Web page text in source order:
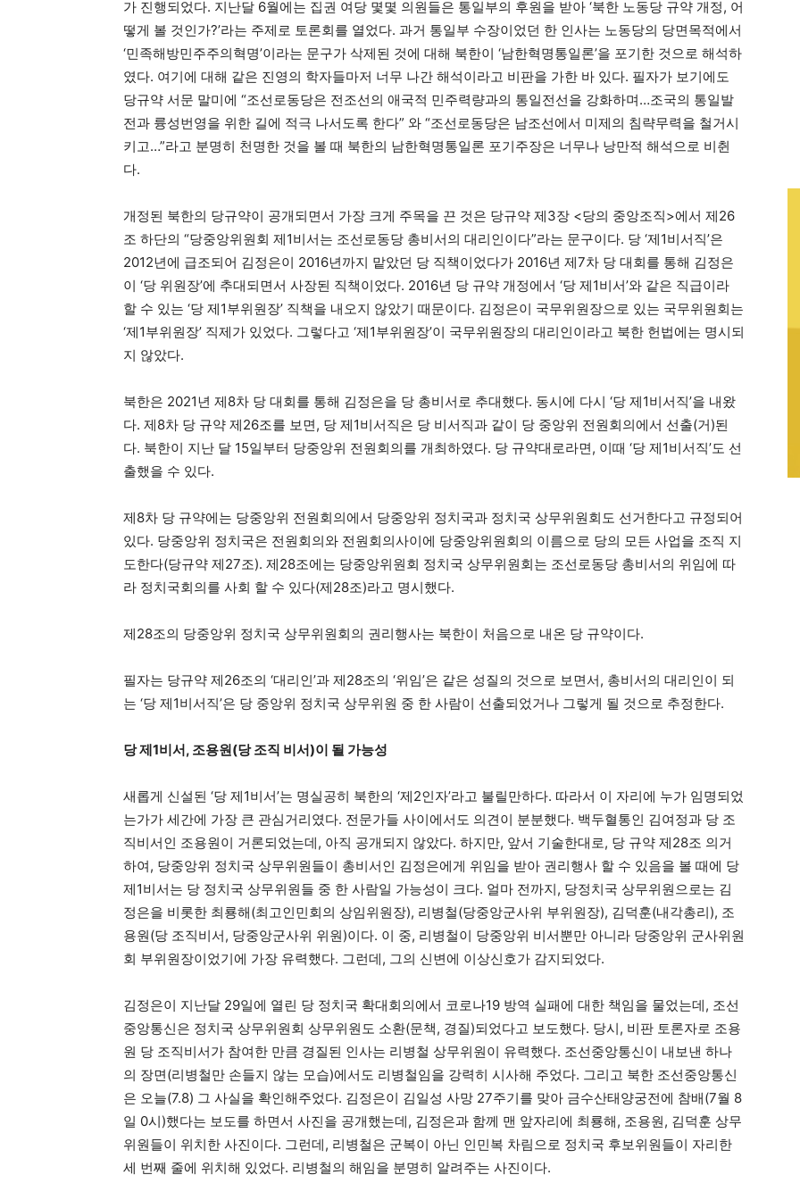
가 진행되었다. 지난달 6월에는 집권 여당 몇몇 의원들은 통일부의 후원을 받아 ‘북한 노동당 규약 개정, 어
떻게 볼 것인가?’라는 주제로 토론회를 열었다. 과거 통일부 수장이었던 한 인사는 노동당의 당면목적에서
‘민족해방민주주의혁명’이라는 문구가 삭제된 것에 대해 북한이 ‘남한혁명통일론’을 포기한 것으로 해석하
였다. 여기에 대해 같은 진영의 학자들마저 너무 나간 해석이라고 비판을 가한 바 있다. 필자가 보기에도
당규약 서문 말미에 “조선로동당은 전조선의 애국적 민주력량과의 통일전선을 강화하며…조국의 통일발
전과 륭성번영을 위한 길에 적극 나서도록 한다” 와 “조선로동당은 남조선에서 미제의 침략무력을 철거시
키고…”라고 분명히 천명한 것을 볼 때 북한의 남한혁명통일론 포기주장은 너무나 낭만적 해석으로 비췬
다.
개정된 북한의 당규약이 공개되면서 가장 크게 주목을 끈 것은 당규약 제3장 <당의 중앙조직>에서 제26
조 하단의 “당중앙위원회 제1비서는 조선로동당 총비서의 대리인이다”라는 문구이다. 당 ‘제1비서직’은
2012년에 급조되어 김정은이 2016년까지 맡았던 당 직책이었다가 2016년 제7차 당 대회를 통해 김정은
이 ‘당 위원장’에 추대되면서 사장된 직책이었다. 2016년 당 규약 개정에서 ‘당 제1비서’와 같은 직급이라
할 수 있는 ‘당 제1부위원장’ 직책을 내오지 않았기 때문이다. 김정은이 국무위원장으로 있는 국무위원회는
‘제1부위원장’ 직제가 있었다. 그렇다고 ‘제1부위원장’이 국무위원장의 대리인이라고 북한 헌법에는 명시되
지 않았다.
북한은 2021년 제8차 당 대회를 통해 김정은을 당 총비서로 추대했다. 동시에 다시 ‘당 제1비서직’을 내왔
다. 제8차 당 규약 제26조를 보면, 당 제1비서직은 당 비서직과 같이 당 중앙위 전원회의에서 선출(거)된
다. 북한이 지난 달 15일부터 당중앙위 전원회의를 개최하였다. 당 규약대로라면, 이때 ‘당 제1비서직’도 선
출했을 수 있다.
제8차 당 규약에는 당중앙위 전원회의에서 당중앙위 정치국과 정치국 상무위원회도 선거한다고 규정되어
있다. 당중앙위 정치국은 전원회의와 전원회의사이에 당중앙위원회의 이름으로 당의 모든 사업을 조직 지
도한다(당규약 제27조). 제28조에는 당중앙위원회 정치국 상무위원회는 조선로동당 총비서의 위임에 따
라 정치국회의를 사회 할 수 있다(제28조)라고 명시했다.
제28조의 당중앙위 정치국 상무위원회의 권리행사는 북한이 처음으로 내온 당 규약이다.
필자는 당규약 제26조의 ‘대리인’과 제28조의 ‘위임’은 같은 성질의 것으로 보면서, 총비서의 대리인이 되
는 ‘당 제1비서직’은 당 중앙위 정치국 상무위원 중 한 사람이 선출되었거나 그렇게 될 것으로 추정한다.
당 제1비서, 조용원(당 조직 비서)이 될 가능성
새롭게 신설된 ‘당 제1비서’는 명실공히 북한의 ‘제2인자’라고 불릴만하다. 따라서 이 자리에 누가 임명되었
는가가 세간에 가장 큰 관심거리였다. 전문가들 사이에서도 의견이 분분했다. 백두혈통인 김여정과 당 조
직비서인 조용원이 거론되었는데, 아직 공개되지 않았다. 하지만, 앞서 기술한대로, 당 규약 제28조 의거
하여, 당중앙위 정치국 상무위원들이 총비서인 김정은에게 위임을 받아 권리행사 할 수 있음을 볼 때에 당
제1비서는 당 정치국 상무위원들 중 한 사람일 가능성이 크다. 얼마 전까지, 당정치국 상무위원으로는 김
정은을 비롯한 최룡해(최고인민회의 상임위원장), 리병철(당중앙군사위 부위원장), 김덕훈(내각총리), 조
용원(당 조직비서, 당중앙군사위 위원)이다. 이 중, 리병철이 당중앙위 비서뿐만 아니라 당중앙위 군사위원
회 부위원장이었기에 가장 유력했다. 그런데, 그의 신변에 이상신호가 감지되었다.
김정은이 지난달 29일에 열린 당 정치국 확대회의에서 코로나19 방역 실패에 대한 책임을 물었는데, 조선
중앙통신은 정치국 상무위원회 상무위원도 소환(문책, 경질)되었다고 보도했다. 당시, 비판 토론자로 조용
원 당 조직비서가 참여한 만큼 경질된 인사는 리병철 상무위원이 유력했다. 조선중앙통신이 내보낸 하나
의 장면(리병철만 손들지 않는 모습)에서도 리병철임을 강력히 시사해 주었다. 그리고 북한 조선중앙통신
은 오늘(7.8) 그 사실을 확인해주었다. 김정은이 김일성 사망 27주기를 맞아 금수산태양궁전에 참배(7월 8
일 0시)했다는 보도를 하면서 사진을 공개했는데, 김정은과 함께 맨 앞자리에 최룡해, 조용원, 김덕훈 상무
위원들이 위치한 사진이다. 그런데, 리병철은 군복이 아닌 인민복 차림으로 정치국 후보위원들이 자리한
세 번째 줄에 위치해 있었다. 리병철의 해임을 분명히 알려주는 사진이다.